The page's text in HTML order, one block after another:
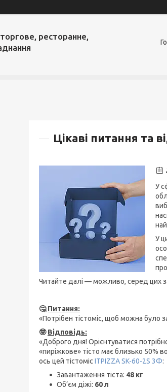
ресторанне,
Цікаві питання та
У
У
Читайте далі — можливо, серед цих
🤔Питання:
«Потрібен тістоміс, щоб можна було
🤓Відповідь:
«Доброго дня! Орієнтуватися
«пиріжкове» тісто має близько 50%
ось цей тістоміс ITPIZZA SK-60-2S 3Ф:
Завантаження тіста: 48 кг
Об’єм діжі: 60 л